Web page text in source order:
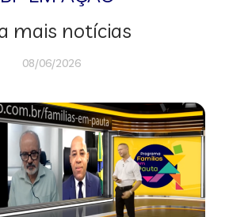
mais notícias
08/06/2026